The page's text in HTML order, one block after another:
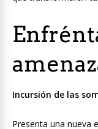
Incursión de las
Presenta una nueva